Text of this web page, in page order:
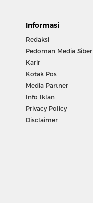
Informasi
Redaksi
Pedoman Media Siber
Karir
Kotak Pos
Media Partner
Info Iklan
Privacy Policy
Disclaimer